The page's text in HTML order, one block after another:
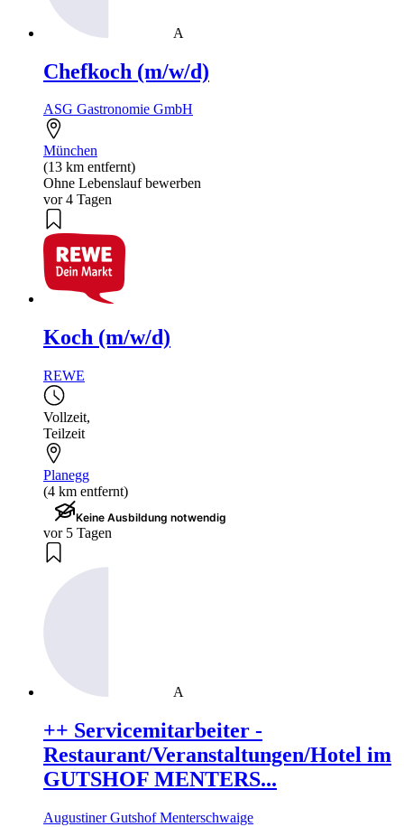
A
Chefkoch (m/w/d)
ASG Gastronomie GmbH
München
(13 km entfernt)
Ohne Lebenslauf bewerben
vor 4 Tagen
Koch (m/w/d)
REWE
Vollzeit,
Teilzeit
Planegg
(4 km entfernt)
Keine Ausbildung notwendig
vor 5 Tagen
A
++ Servicemitarbeiter -
Restaurant/Veranstaltungen/Hotel im
GUTSHOF MENTERS...
Augustiner Gutshof Menterschwaige